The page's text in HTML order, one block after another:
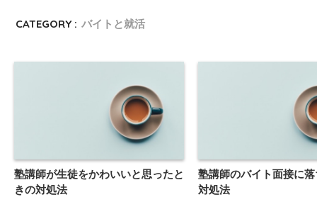
CATEGORY : バイトと就活
塾講師が生徒をかわいいと思ったと
きの対処法
塾講師のバイト面接に
対処法